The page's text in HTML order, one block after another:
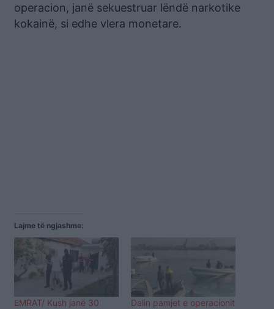
operacion, janë sekuestruar lëndë narkotike
kokainë, si edhe vlera monetare.
Lajme të ngjashme:
EMRAT/ Kush janë 30
Dalin pamjet e operacionit